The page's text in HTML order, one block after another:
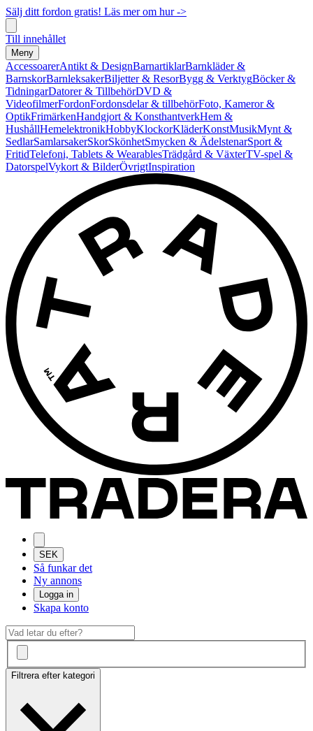
Sälj ditt fordon gratis! Läs mer om hur ->
Till innehållet
Meny
AccessoarerAntikt & DesignBarnartiklarBarnkläder &
BarnskorBarnleksakerBiljetter & ResorBygg & VerktygBöcker &
TidningarDatorer & TillbehörDVD &
VideofilmerFordonFordonsdelar & tillbehörFoto, Kameror &
OptikFrimärkenHandgjort & KonsthantverkHem &
HushållHemelektronikHobbyKlockorKläderKonstMusikMynt &
SedlarSamlarsakerSkorSkönhetSmycken & ÄdelstenarSport &
FritidTelefoni, Tablets & WearablesTrädgård & VäxterTV-spel &
DatorspelVykort & BilderÖvrigtInspiration
SEK
Så funkar det
Ny annons
Logga in
Skapa konto
Filtrera efter kategori